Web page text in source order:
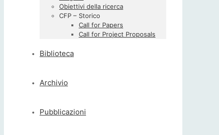
Obiettivi della ricerca
CFP – Storico
Call for Papers
Call for Project Proposals
Biblioteca
Archivio
Pubblicazioni